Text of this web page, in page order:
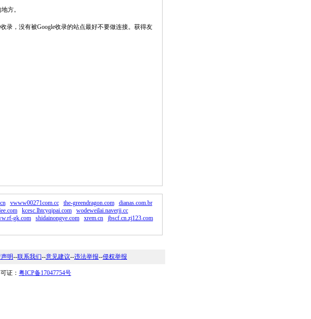
方。
录，没有被Google收录的站点最好不要做连接。获得友
vwww00271com.cc the-greendragon.com
dianas.com.br
kcesc.lhtcyqipai.com
wodeweilai.naverjj.cc
gk.com shidainongye.com xrem.cn
jbscf.cn.zj123.com
明--联系我们--意见建议--违法举报--侵权举报
证： 粤ICP备17047754号